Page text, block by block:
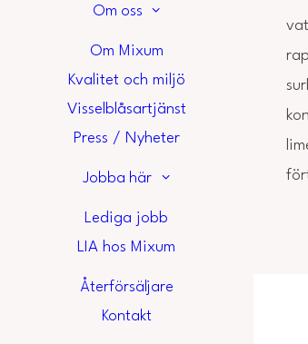
Om oss
Om Mixum
Kvalitet och miljö
Visselblåsartjänst
Press / Nyheter
Jobba här
Lediga jobb
LIA hos Mixum
Återförsäljare
Kontakt